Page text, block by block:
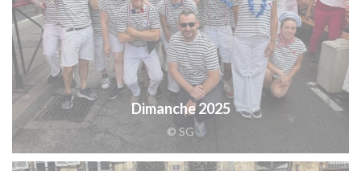
Dimanche 2025
© SG